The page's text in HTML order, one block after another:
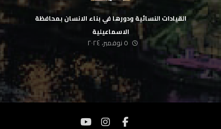
القيادات النسائية ودورها في بناء الانسان بمحافظة
الاسماعيلية
٥ نوفمبر، ٢٠٢٤